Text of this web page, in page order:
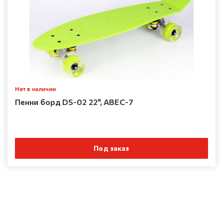
Нет в наличии
Пенни борд DS-02 22", ABEC-7
Под заказ